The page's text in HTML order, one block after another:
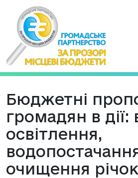
Бюджетні
громадян в дії:
освітлення,
очищення річок